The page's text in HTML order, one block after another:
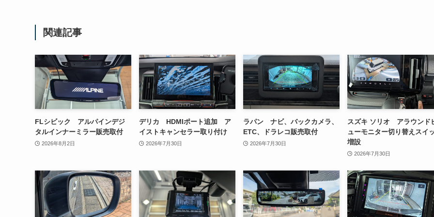
関連記事
FLシビック アルパインデジ
タルインナーミラー販売取付
2026年8月2日
デリカ HDMIポート追加 ア
イストキャンセラー取り付け
2026年7月30日
ラパン ナビ、バックカメラ、
ETC、ドラレコ販売取付
2026年7月30日
スズキ ソリオ アラウンド
ューモニター切り替えスイ
増設
2026年7月30日